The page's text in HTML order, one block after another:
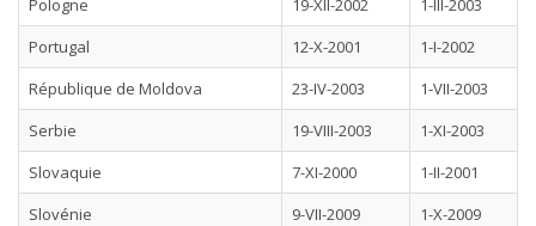
Pologne
19-XII-2002
1-III-2003
Portugal
12-X-2001
1-I-2002
République de Moldova
23-IV-2003
1-VII-2003
Serbie
19-VIII-2003
1-XI-2003
Slovaquie
7-XI-2000
1-II-2001
Slovénie
9-VII-2009
1-X-2009